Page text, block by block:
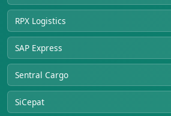
RPX Logistics
SAP Express
Sentral Cargo
SiCepat